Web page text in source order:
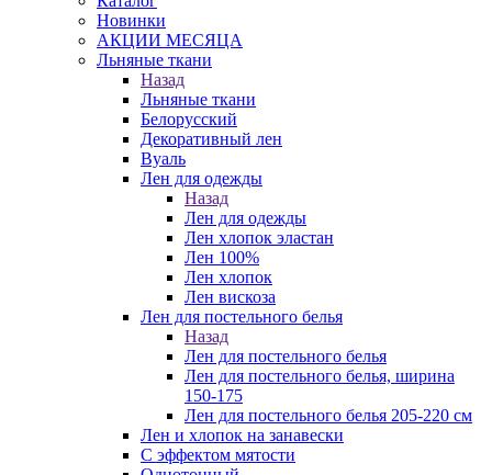
Новинки
АКЦИИ МЕСЯЦА
Льняные ткани
Назад
Льняные ткани
Белорусский
Декоративный лен
Вуаль
Лен для одежды
Назад
Лен для одежды
Лен хлопок эластан
Лен 100%
Лен хлопок
Лен вискоза
Лен для постельного белья
Назад
Лен для постельного белья
Лен для постельного белья, ширина
150-175
Лен для постельного белья 205-220 см
Лен и хлопок на занавески
С эффектом мятости